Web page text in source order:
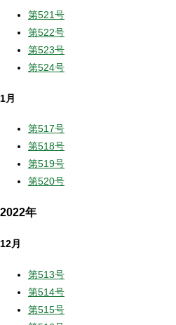
第521号
第522号
第523号
第524号
1月
第517号
第518号
第519号
第520号
2022年
12月
第513号
第514号
第515号